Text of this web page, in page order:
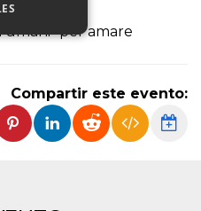
per vivere
umani- per amare
Compartir este evento:
permiten
web, como